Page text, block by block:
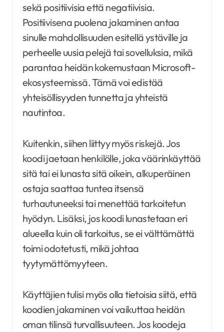
sekä positiivisia että negatiivisia.
Positiivisena puolena jakaminen antaa
sinulle mahdollisuuden esitellä ystäville ja
perheelle uusia pelejä tai sovelluksia, mikä
parantaa heidän kokemustaan Microsoft-
ekosysteemissä. Tämä voi edistää
yhteisöllisyyden tunnetta ja yhteistä
nautintoa.
Kuitenkin, siihen liittyy myös riskejä. Jos
koodi jaetaan henkilölle, joka väärinkäyttää
sitä tai ei lunasta sitä oikein, alkuperäinen
ostaja saattaa tuntea itsensä
turhautuneeksi tai menettää tarkoitetun
hyödyn. Lisäksi, jos koodi lunastetaan eri
alueella kuin oli tarkoitus, se ei välttämättä
toimi odotetusti, mikä johtaa
tyytymättömyyteen.
Käyttäjien tulisi myös olla tietoisia siitä, että
koodien jakaminen voi vaikuttaa heidän
oman tilinsä turvallisuuteen. Jos koodeja